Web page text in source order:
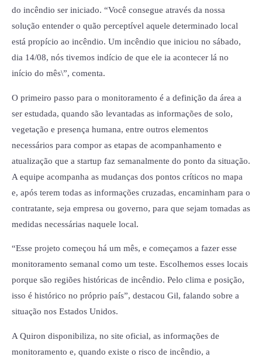
do incêndio ser iniciado. “Você consegue através da nossa
solução entender o quão perceptível aquele determinado local
está propício ao incêndio. Um incêndio que iniciou no sábado,
dia 14/08, nós tivemos indício de que ele ia acontecer lá no
início do mês\”, comenta.
O primeiro passo para o monitoramento é a definição da área a
ser estudada, quando são levantadas as informações de solo,
vegetação e presença humana, entre outros elementos
necessários para compor as etapas de acompanhamento e
atualização que a startup faz semanalmente do ponto da situação.
A equipe acompanha as mudanças dos pontos críticos no mapa
e, após terem todas as informações cruzadas, encaminham para o
contratante, seja empresa ou governo, para que sejam tomadas as
medidas necessárias naquele local.
“Esse projeto começou há um mês, e começamos a fazer esse
monitoramento semanal como um teste. Escolhemos esses locais
porque são regiões históricas de incêndio. Pelo clima e posição,
isso é histórico no próprio país”, destacou Gil, falando sobre a
situação nos Estados Unidos.
A Quiron disponibiliza, no site oficial, as informações de
monitoramento e, quando existe o risco de incêndio, a